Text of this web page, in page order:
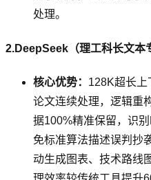
处理。
2.DeepSeek（理工科长文本
核心优势： 128K超长上
论文连续处理，逻辑重
据100%精准保留，识
免标准算法描述误判抄
动生成图表、技术路线